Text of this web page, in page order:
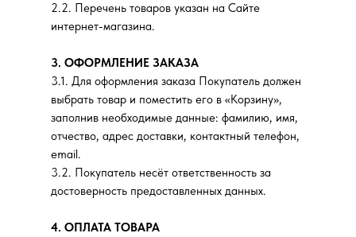
2.2. Перечень товаров указан на Сайте
интернет-магазина.
3. ОФОРМЛЕНИЕ ЗАКАЗА
3.1. Для оформления заказа Покупатель должен
выбрать товар и поместить его в «Корзину»,
заполнив необходимые данные: фамилию, имя,
отчество, адрес доставки, контактный телефон,
email.
3.2. Покупатель несёт ответственность за
достоверность предоставленных данных.
4. ОПЛАТА ТОВАРА